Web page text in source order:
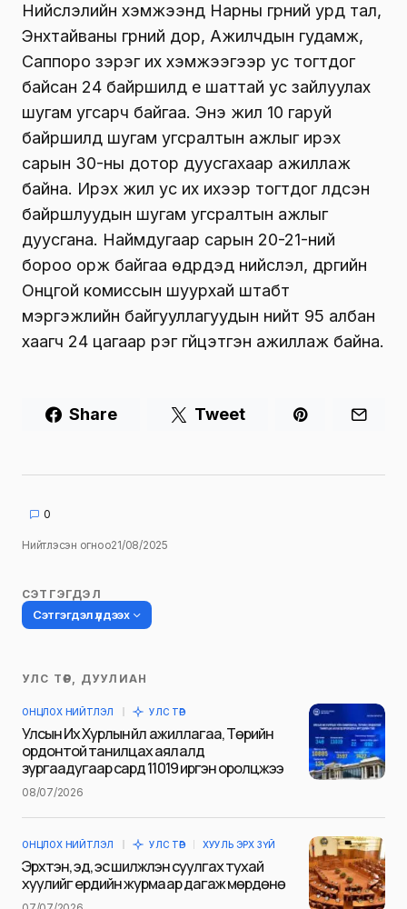
Нийслэлийн хэмжээнд Нарны гүүрний урд тал,
Энхтайваны гүүрний дор, Ажилчдын гудамж,
Саппоро зэрэг их хэмжээгээр ус тогтдог
байсан 24 байршилд үе шаттай ус зайлуулах
шугам угсарч байгаа. Энэ жил 10 гаруй
байршилд шугам угсралтын ажлыг ирэх
сарын 30-ны дотор дуусгахаар ажиллаж
байна. Ирэх жил ус их ихээр тогтдог үлдсэн
байршлуудын шугам угсралтын ажлыг
дуусгана. Наймдугаар сарын 20-21-ний
бороо орж байгаа өдрүүдэд нийслэл, дүүргийн
Онцгой комиссын шуурхай штабт
мэргэжлийн байгууллагуудын нийт 95 албан
хаагч 24 цагаар үүрэг гүйцэтгэн ажиллаж байна.
Share Tweet
0
Нийтлэсэн огноо21/08/2025
СЭТГЭГДЭЛ
Сэтгэгдэл үлдээх
Таны имэйл хаягийг нийтлэхгүй.
тэмдэглэсэн
Name
УЛС ТӨР, ДУУЛИАН
ОНЦЛОХ НИЙТЛЭЛ УЛС ТӨР
Улсын Их Хурлын үйл ажиллагаа, Төрийн
ордонтой танилцах аялалд
зургаадугаар сард 11019 иргэн оролцжээ
08/07/2026
ОНЦЛОХ НИЙТЛЭЛ УЛС ТӨР ХУУЛЬ ЭРХ ЗҮЙ
Эрхтэн, эд, эс шилжүүлэн суулгах тухай
хуулийг ердийн журмаар дагаж мөрдөнө